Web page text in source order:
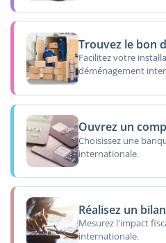
Trouvez le bon
Facilitez votre
déménagement
Ouvrez un
Choisissez une
internationale.
Réalisez un
Mesurez l'impact
internationale.